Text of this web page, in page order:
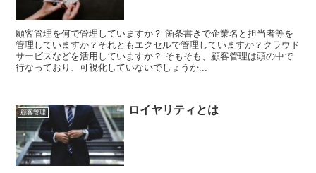
顧客管理を何で管理していますか？ 箇条書きで企業名と担当者等を
管理していますか？それともエクセルで管理していますか？クラウド
サービスなどを活用していますか？ そもそも、顧客管理は頭の中で
行なっており、可視化していないでしょうか...
顧客管理 ロイヤリティとは